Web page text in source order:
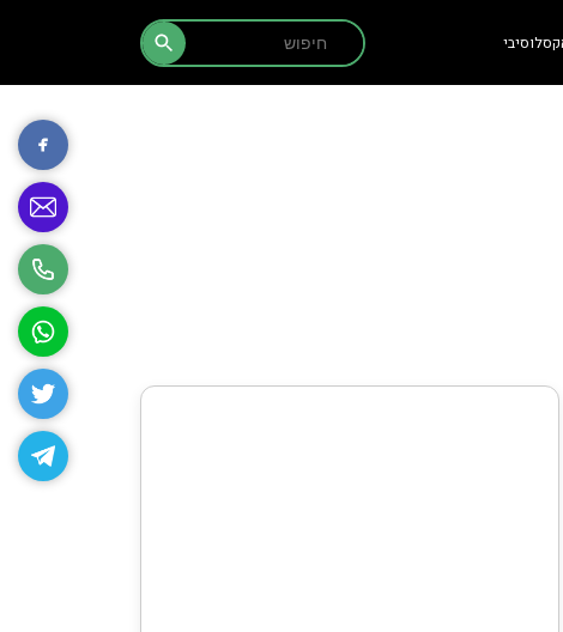
Search
for:
Search Button